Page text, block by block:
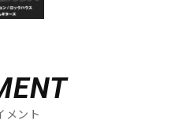
メント